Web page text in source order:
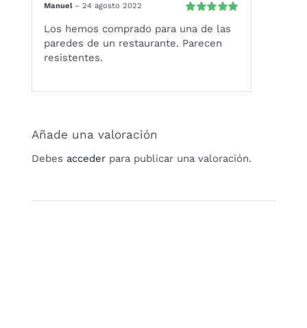
con5de 5
Manuel – 24 agosto 2022
Los hemos comprado para una de las
paredes de un restaurante. Parecen
resistentes.
Añade una valoración
Debes accederpara publicar una valoración.